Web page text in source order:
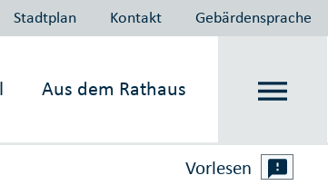
Stadtplan Kontakt Gebärdensprache
Aus dem Rathaus
Vorlesen